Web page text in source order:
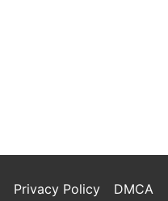
Privacy Policy DMCA